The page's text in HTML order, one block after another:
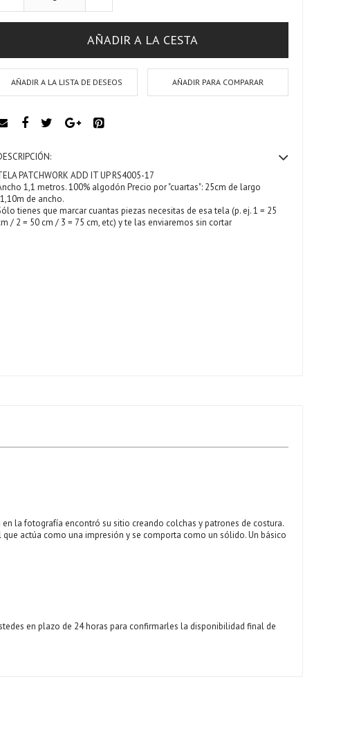
AÑADIR A LA CESTA
AÑADIR A LA LISTA DE DESEOS AÑADIR PARA COMPARAR
PATCHWORK ADD IT UP RS4005-17
1,1 metros. 100% algodón Precio por "cuartas": 25cm de largo
de ancho.
tienes que marcar cuantas piezas necesitas de esa tela (p. ej. 1 = 25
/ 2 = 50 cm / 3 = 75 cm, etc) y te las enviaremos sin cortar
la fotografía encontró su sitio creando colchas y patrones de costura.
que actúa como una impresión y se comporta como un sólido. Un básico
en plazo de 24 horas para confirmarles la disponibilidad final de